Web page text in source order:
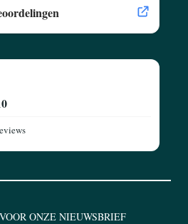
ONZE NIEUWSBRIEF